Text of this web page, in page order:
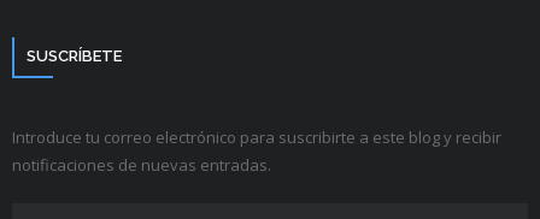
SUSCRÍBETE
Introduce tu correo electrónico para suscribirte a este blog y recibir
notificaciones de nuevas entradas.